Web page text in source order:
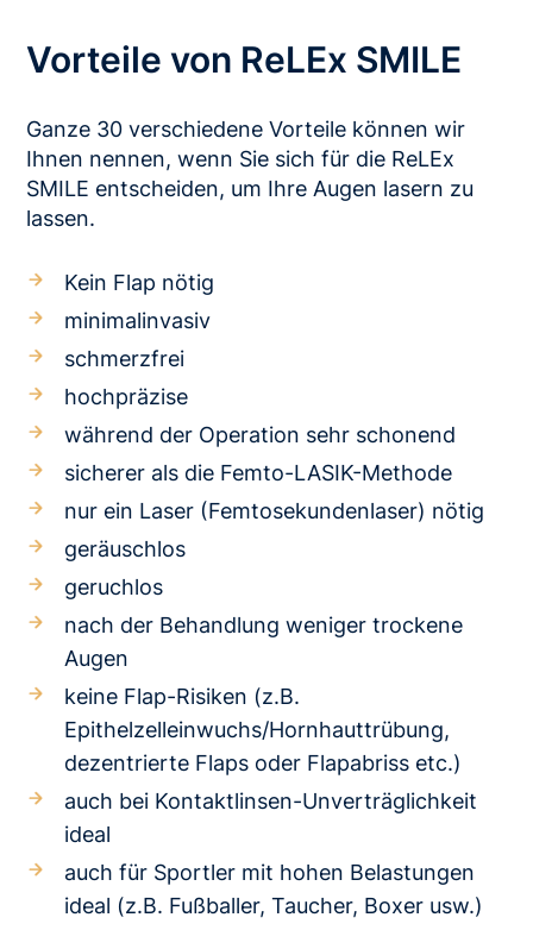
Vorteile von ReLEx SMILE
Ganze 30 verschiedene Vorteile können wir
Ihnen nennen, wenn Sie sich für die ReLEx
SMILE entscheiden, um Ihre Augen lasern zu
lassen.
Kein Flap nötig
minimalinvasiv
schmerzfrei
hochpräzise
während der Operation sehr schonend
sicherer als die Femto-LASIK-Methode
nur ein Laser (Femtosekundenlaser) nötig
geräuschlos
geruchlos
nach der Behandlung weniger trockene
Augen
keine Flap-Risiken (z.B.
Epithelzelleinwuchs/Hornhauttrübung,
dezentrierte Flaps oder Flapabriss etc.)
auch bei Kontaktlinsen-Unverträglichkeit
ideal
auch für Sportler mit hohen Belastungen
ideal (z.B. Fußballer, Taucher, Boxer usw.)